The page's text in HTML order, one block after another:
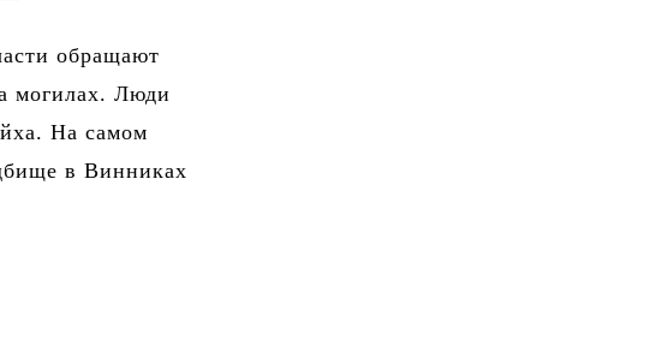
обращают
могилах. Люди
На самом
в Винниках